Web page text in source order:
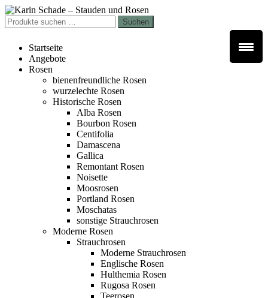
Zur
Navigation
springen
Zum
Inhalt
springen
Suchen
nach:
Suchen
Startseite
Angebote
Rosen
bienenfreundliche Rosen
wurzelechte Rosen
Historische Rosen
Alba Rosen
Bourbon Rosen
Centifolia
Damascena
Gallica
Remontant Rosen
Noisette
Moosrosen
Portland Rosen
Moschatas
sonstige Strauchrosen
Moderne Rosen
Strauchrosen
Moderne Strauchrosen
Englische Rosen
Hulthemia Rosen
Rugosa Rosen
Teerosen